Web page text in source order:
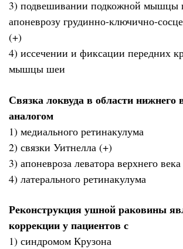
3) подвешивании подкожной мышцы
апоневрозу грудинно-ключично-
(+)
4) иссечении и фиксации передних
мышцы шеи
Связка локвуда в области нижнего
аналогом
1) медиального ретинакулума
2) связки Уитнелла (+)
3) апоневроза леватора верхнего века
4) латерального ретинакулума
Реконструкция ушной раковины
коррекции у пациентов с
1) синдромом Крузона